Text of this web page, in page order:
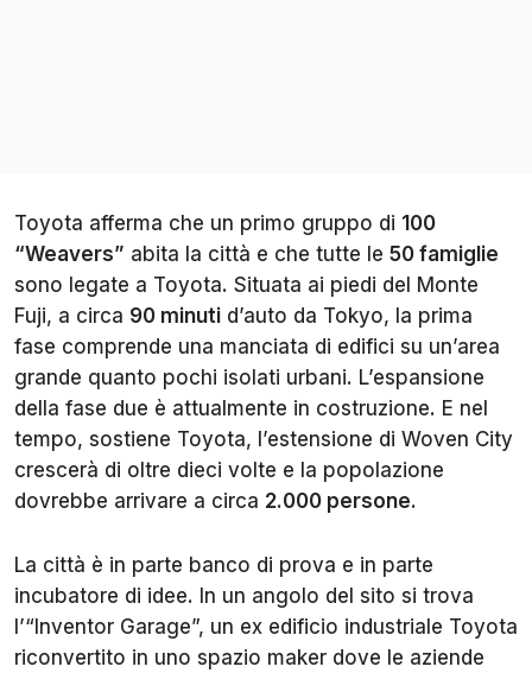
Toyota afferma che un primo gruppo di 100
“Weavers” abita la città e che tutte le 50 famiglie
sono legate a Toyota. Situata ai piedi del Monte
Fuji, a circa 90 minuti d’auto da Tokyo, la prima
fase comprende una manciata di edifici su un’area
grande quanto pochi isolati urbani. L’espansione
della fase due è attualmente in costruzione. E nel
tempo, sostiene Toyota, l’estensione di Woven City
crescerà di oltre dieci volte e la popolazione
dovrebbe arrivare a circa 2.000 persone.
La città è in parte banco di prova e in parte
incubatore di idee. In un angolo del sito si trova
l’“Inventor Garage”, un ex edificio industriale Toyota
riconvertito in uno spazio maker dove le aziende